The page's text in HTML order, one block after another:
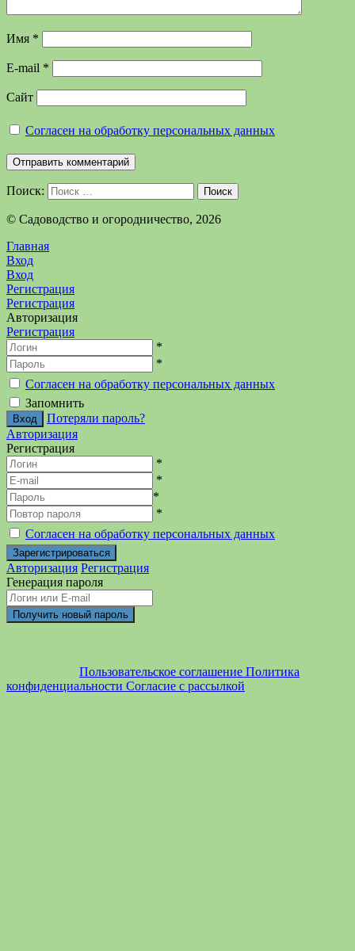
Имя *
E-mail *
Сайт
Согласен на обработку персональных данных
Поиск: Поиск
©️ Садоводство и огородничество, 2026
Главная
Вход
Вход
Регистрация
Регистрация
Авторизация
Регистрация
*
*
Согласен на обработку персональных данных
Запомнить
Потеряли пароль?
Авторизация
Регистрация
*
*
*
*
Согласен на обработку персональных данных
Авторизация Регистрация
Генерация пароля
Пользовательское соглашение Политика
конфиденциальности Согласие с рассылкой